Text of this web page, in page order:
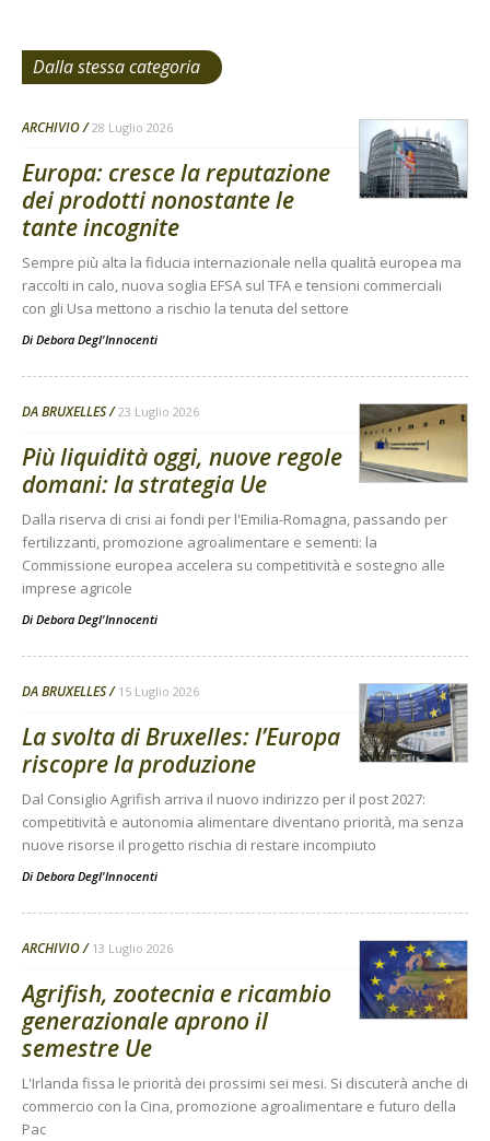
Dalla stessa categoria
ARCHIVIO 28 Luglio 2026
Europa: cresce la reputazione
dei prodotti nonostante le
tante incognite
Sempre più alta la fiducia internazionale nella qualità europea ma
raccolti in calo, nuova soglia EFSA sul TFA e tensioni commerciali
con gli Usa mettono a rischio la tenuta del settore
Di Debora Degl'Innocenti
DA BRUXELLES 23 Luglio 2026
Più liquidità oggi, nuove regole
domani: la strategia Ue
Dalla riserva di crisi ai fondi per l'Emilia-Romagna, passando per
fertilizzanti, promozione agroalimentare e sementi: la
Commissione europea accelera su competitività e sostegno alle
imprese agricole
Di Debora Degl'Innocenti
DA BRUXELLES 15 Luglio 2026
La svolta di Bruxelles: l’Europa
riscopre la produzione
Dal Consiglio Agrifish arriva il nuovo indirizzo per il post 2027:
competitività e autonomia alimentare diventano priorità, ma senza
nuove risorse il progetto rischia di restare incompiuto
Di Debora Degl'Innocenti
ARCHIVIO 13 Luglio 2026
Agrifish, zootecnia e ricambio
generazionale aprono il
semestre Ue
L'Irlanda fissa le priorità dei prossimi sei mesi. Si discuterà anche di
commercio con la Cina, promozione agroalimentare e futuro della
Pac